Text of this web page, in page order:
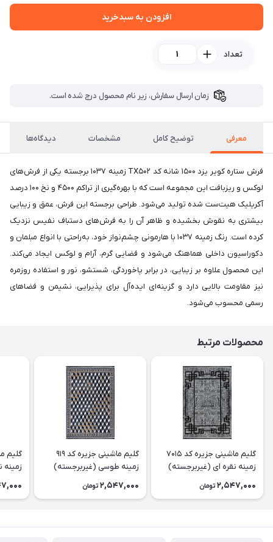
افزودن به سبدخرید
تعداد
زمان ارسال سفارش، زیر نام محصول درج شده است.
معرفی توضیح کامل مشخصات دیدگاه‌ها
فرش ستاره کویر یزد ۱۵۰۰ شانه کد TX502 زمینه 1037 برجسته یکی از فرش‌های
لوکس و ریزبافت این مجموعه است که با بهره‌گیری از تراکم ۴۵۰۰ و نخ ۱۰۰ درصد
آکریلیک هیت‌ست شده تولید می‌شود. طراحی برجسته این فرش، عمق و زیبایی
بیشتری به نقوش بخشیده و ظاهر آن را به فرش‌های دستباف نفیس نزدیک
کرده است. رنگ زمینه 1037 با هارمونی چشم‌نواز خود، به‌راحتی با انواع مبلمان و
دکوراسیون داخلی هماهنگ می‌شود و فضایی گرم، آرام و لوکس ایجاد می‌کند.
این محصول علاوه بر زیبایی، در برابر پاخوردگی، شستشو، نور و استفاده روزمره
نیز مقاومت بالایی دارد و گزینه‌ای ایده‌آل برای پذیرایی، نشیمن و فضاهای
رسمی محسوب می‌شود.
محصولات مرتبط
گلیم ماشینی جزیره کد 7015
زمینه نقره ای (غیربرجسته)
2,547,000 تومان
گلیم ماشینی جزیره کد 919
زمینه طوسی (غیربرجسته)
2,547,000 تومان
زمینه